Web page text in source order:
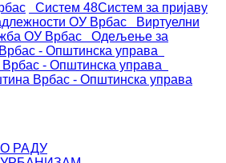
Систем 48Систем за пријаву
ОУ Врбас
Виртуелни
ОУ Врбас
Одељење за
- Општинска управа
- Општинска управа
Врбас - Општинска управа
РАДУ